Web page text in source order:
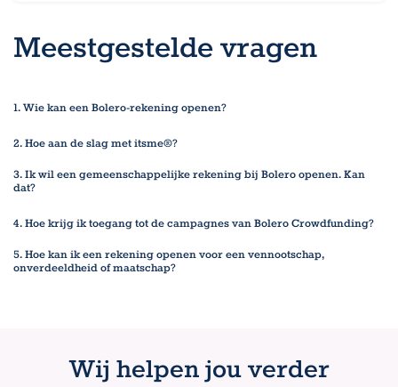
Meestgestelde vragen
1. Wie kan een Bolero-rekening openen?
2. Hoe aan de slag met itsme®?
3. Ik wil een gemeenschappelijke rekening bij Bolero openen. Kan
dat?
4. Hoe krijg ik toegang tot de campagnes van Bolero Crowdfunding?
5. Hoe kan ik een rekening openen voor een vennootschap,
onverdeeldheid of maatschap?
Wij helpen jou verder